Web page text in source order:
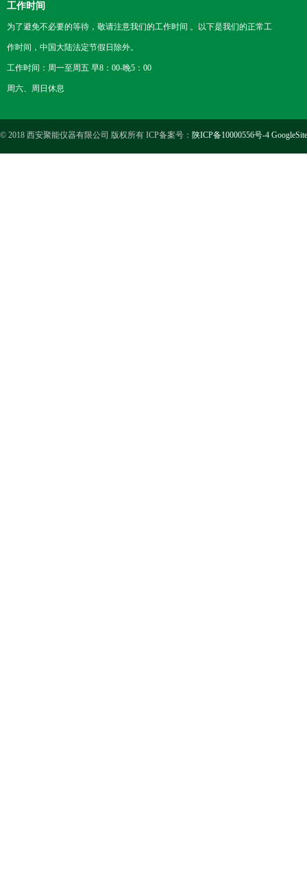
工作时间
为了避免不必要的等待，敬请注意我们的工作时间 。以下是我们的正常工
作时间，中国大陆法定节假日除外。
工作时间：周一至周五 早8：00-晚5：00
周六、周日休息
© 2018 西安聚能仪器有限公司 版权所有 ICP备案号： 陕ICP备10000556号-4